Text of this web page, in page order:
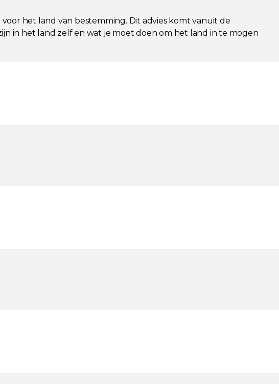
het land van bestemming. Dit advies komt vanuit de
in het land zelf en wat je moet doen om het land in te mogen